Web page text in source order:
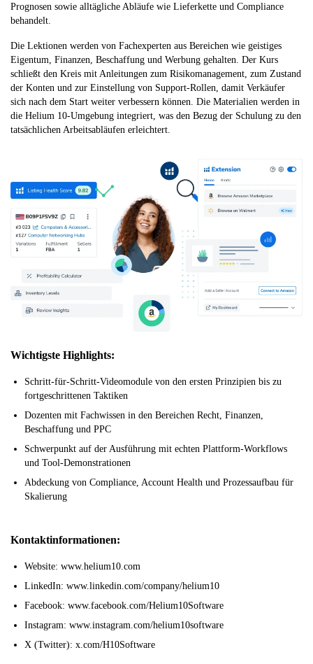
Prognosen sowie alltägliche Abläufe wie Lieferkette und Compliance
behandelt.
Die Lektionen werden von Fachexperten aus Bereichen wie geistiges
Eigentum, Finanzen, Beschaffung und Werbung gehalten. Der Kurs
schließt den Kreis mit Anleitungen zum Risikomanagement, zum Zustand
der Konten und zur Einstellung von Support-Rollen, damit Verkäufer
sich nach dem Start weiter verbessern können. Die Materialien werden in
die Helium 10-Umgebung integriert, was den Bezug der Schulung zu den
tatsächlichen Arbeitsabläufen erleichtert.
Wichtigste Highlights:
Schritt-für-Schritt-Videomodule von den ersten Prinzipien bis zu
fortgeschrittenen Taktiken
Dozenten mit Fachwissen in den Bereichen Recht, Finanzen,
Beschaffung und PPC
Schwerpunkt auf der Ausführung mit echten Plattform-Workflows
und Tool-Demonstrationen
Abdeckung von Compliance, Account Health und Prozessaufbau für
Skalierung
Kontaktinformationen:
Website: www.helium10.com
LinkedIn: www.linkedin.com/company/helium10
Facebook: www.facebook.com/Helium10Software
Instagram: www.instagram.com/helium10software
X (Twitter): x.com/H10Software